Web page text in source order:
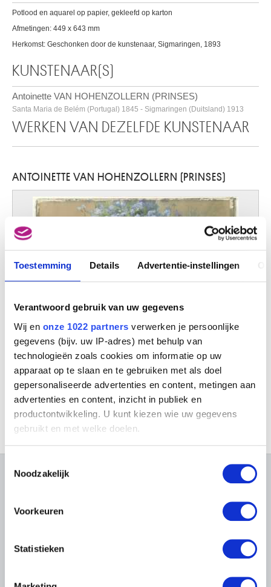
Toestemming Details Advertentie-instellingen
Verantwoord gebruik van uw gegevens
Wij en onze 1022 partners verwerken je persoonlijke
gegevens (bijv. uw IP-adres) met behulp van
technologieën zoals cookies om informatie op uw
apparaat op te slaan en te gebruiken met als doel
gepersonaliseerde advertenties en content, metingen aan
advertenties en content, inzicht in publiek en
productontwikkeling. U kunt kiezen wie uw gegevens
gebruikt en met welke doelen.
Informatie verzamelen over uw geografische
locatie, die tot een paar meter nauwkeurig kan zijn
scannen op specifieke eigenschappen (fingerprinting)
detailgedeeltein.
U kunt uw toestemming op elk moment wijzigen of
Noodzakelijk
Voorkeuren
Statistieken
Potlood en aquarel op papier, gekleefd op karton
Afmetingen: 449 x 643 mm
Herkomst: Geschonken door de kunstenaar, Sigmaringen, 1893
KUNSTENAAR(S)
Antoinette VAN HOHENZOLLERN (PRINSES)
Santa Maria de Belém (Portugal) 1845 - Sigmaringen (Duitsland) 1913
WERKEN VAN DEZELFDE KUNSTENAAR
ANTOINETTE VAN HOHENZOLLERN (PRINSES)
Gentianen en vergeet-mij-nietjes
Prinses Antoinette van Hohenzollern
OVER DE MUSEA
Veelgestelde vragen
Tickets
Evenementen